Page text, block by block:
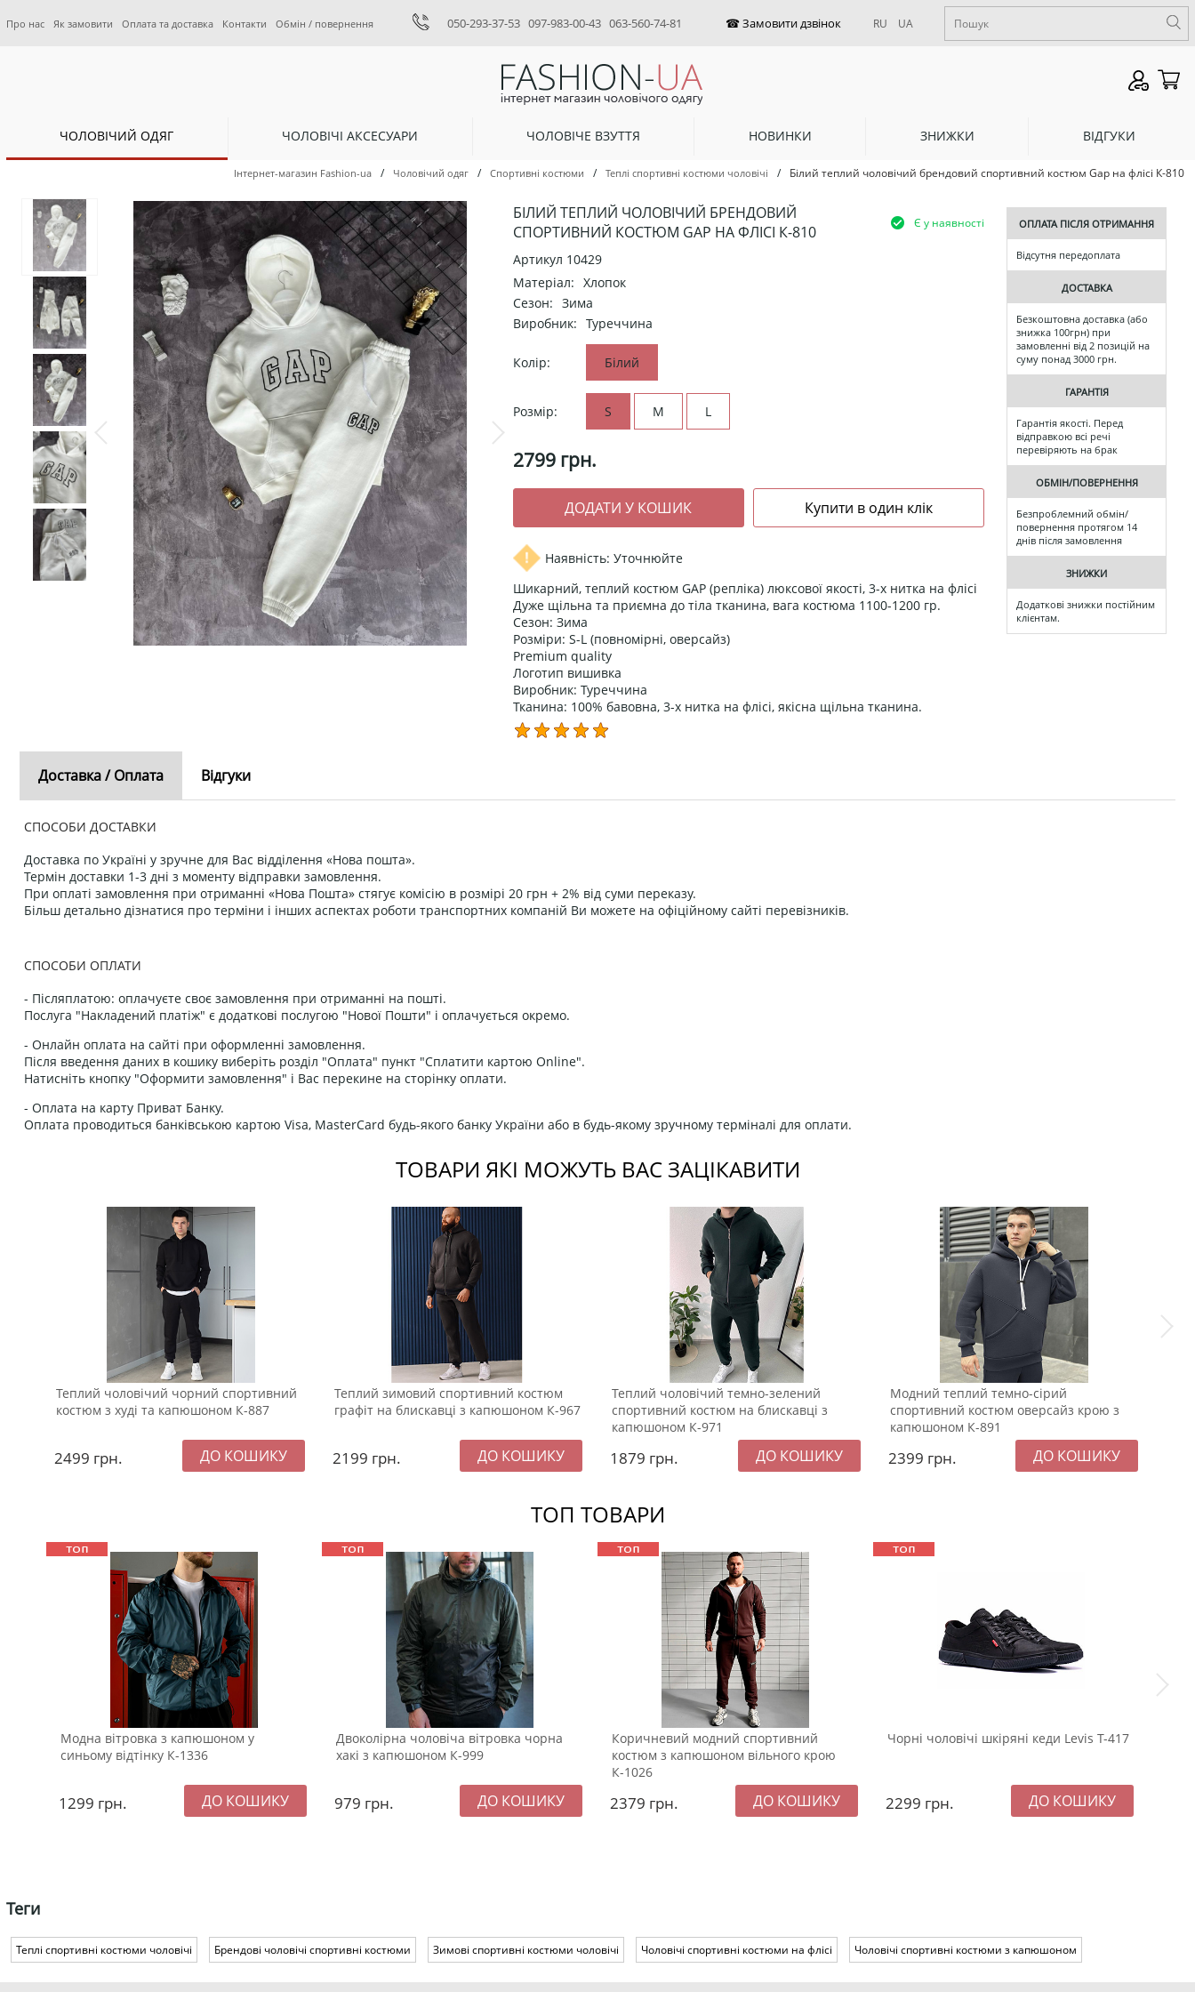
Про нас Як замовити Оплата та доставка Контакти Обмін / повернення 050-293-37-53 097-983-00-43 063-560-74-81 RU UA
ЧОЛОВІЧИЙ ОДЯГ ЧОЛОВІЧІ АКСЕСУАРИ ЧОЛОВІЧЕ ВЗУТТЯ НОВИНКИ ЗНИЖКИ ВІДГУКИ
Інтернет-магазин Fashion-ua / Чоловічий одяг / Спортивні костюми / Теплі спортивні костюми чоловічі / Білий теплий чоловічий брендовий спортивний костюм Gap на флісі К-810
БІЛИЙ ТЕПЛИЙ ЧОЛОВІЧИЙ БРЕНДОВИЙ
СПОРТИВНИЙ КОСТЮМ GAP НА ФЛІСІ К-810
Є у наявності
Артикул 10429
Матеріал: Хлопок
Сезон: Зима
Виробник: Туреччина
Колір: Білий
Розмір: S M L
2799 грн.
Наявність: Уточнюйте
Шикарний, теплий костюм GAP (репліка) люксової якості, 3-х нитка на флісі
Дуже щільна та приємна до тіла тканина, вага костюма 1100-1200 гр.
Сезон: Зима
Розміри: S-L (повномірні, оверсайз)
Premium quality
Логотип вишивка
Виробник: Туреччина
Тканина: 100% бавовна, 3-х нитка на флісі, якісна щільна тканина.
ОПЛАТА ПІСЛЯ ОТРИМАННЯ
Відсутня передоплата
ДОСТАВКА
Безкоштовна доставка (або
знижка 100грн) при
замовленні від 2 позицій на
суму понад 3000 грн.
ГАРАНТІЯ
Гарантія якості. Перед
відправкою всі речі
перевіряють на брак
ОБМІН/ПОВЕРНЕННЯ
Безпроблемний обмін/
повернення протягом 14
днів після замовлення
ЗНИЖКИ
Додаткові знижки постійним
клієнтам.
Доставка / Оплата Відгуки
СПОСОБИ ДОСТАВКИ
Доставка по Україні у зручне для Вас відділення «Нова пошта».
Термін доставки 1-3 дні з моменту відправки замовлення.
При оплаті замовлення при отриманні «Нова Пошта» стягує комісію в розмірі 20 грн + 2% від суми переказу.
Більш детально дізнатися про терміни і інших аспектах роботи транспортних компаній Ви можете на офіційному сайті перевізників.
СПОСОБИ ОПЛАТИ
- Післяплатою: оплачуєте своє замовлення при отриманні на пошті.
Послуга "Накладений платіж" є додаткові послугою "Нової Пошти" і оплачується окремо.
- Онлайн оплата на сайті при оформленні замовлення.
Після введення даних в кошику виберіть розділ "Оплата" пункт "Сплатити картою Online".
Натисніть кнопку "Оформити замовлення" і Вас перекине на сторінку оплати.
- Оплата на карту Приват Банку.
Оплата проводиться банківською картою Visa, MasterCard будь-якого банку України або в будь-якому зручному терміналі для оплати.
ТОВАРИ ЯКІ МОЖУТЬ ВАС ЗАЦІКАВИТИ
Теплий чоловічий чорний спортивний
костюм з худі та капюшоном К-887
2499 грн.
Теплий зимовий спортивний костюм
графіт на блискавці з капюшоном К-967
2199 грн.
Теплий чоловічий темно-зелений
спортивний костюм на блискавці з
капюшоном К-971
1879 грн.
Модний теплий темно-сірий
спортивний костюм оверсайз крою з
капюшоном К-891
2399 грн.
ТОП ТОВАРИ
Модна вітровка з капюшоном у
синьому відтінку К-1336
1299 грн.
Двоколірна чоловіча вітровка чорна
хакі з капюшоном К-999
979 грн.
Коричневий модний спортивний
костюм з капюшоном вільного крою
К-1026
2379 грн.
Чорні чоловічі шкіряні кеди Levis Т-417
2299 грн.
Теги
Теплі спортивні костюми чоловічі Брендові чоловічі спортивні костюми Зимові спортивні костюми чоловічі Чоловічі спортивні костюми на флісі Чоловічі спортивні костюми з капюшоном